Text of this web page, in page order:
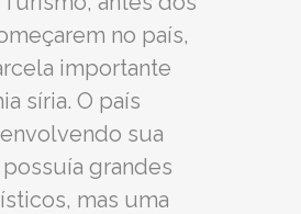
no país,
importante
síria. O país
sua
grandes
mas uma